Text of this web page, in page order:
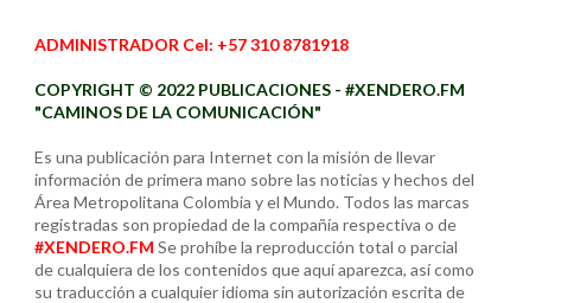
ADMINISTRADOR Cel: +57 310 8781918
COPYRIGHT © 2022 PUBLICACIONES - #XENDERO.FM
"CAMINOS DE LA COMUNICACIÓN"
Es una publicación para Internet con la misión de llevar
información de primera mano sobre las noticias y hechos del
Área Metropolitana Colombia y el Mundo. Todos las marcas
registradas son propiedad de la compañía respectiva o de
#XENDERO.FM Se prohíbe la reproducción total o parcial
de cualquiera de los contenidos que aquí aparezca, así como
su traducción a cualquier idioma sin autorización escrita de